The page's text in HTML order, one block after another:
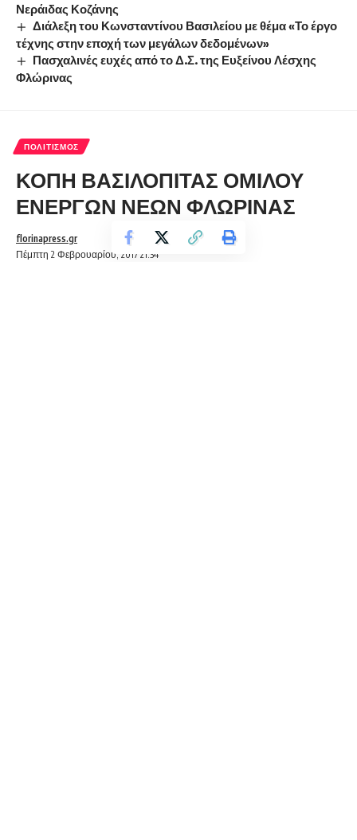
Νεράιδας Κοζάνης
Διάλεξη του Κωνσταντίνου Βασιλείου με θέμα «Το έργο
τέχνης στην εποχή των μεγάλων δεδομένων»
Πασχαλινές ευχές από το Δ.Σ. της Ευξείνου Λέσχης
Φλώρινας
ΠΟΛΙΤΙΣΜΌΣ
ΚΟΠΗ ΒΑΣΙΛΟΠΙΤΑΣ ΟΜΙΛΟΥ
ΕΝΕΡΓΩΝ ΝΕΩΝ ΦΛΩΡΙΝΑΣ
Πέμπτη 2 Φεβρουαρίου, 2017 21:34
florinapress.gr